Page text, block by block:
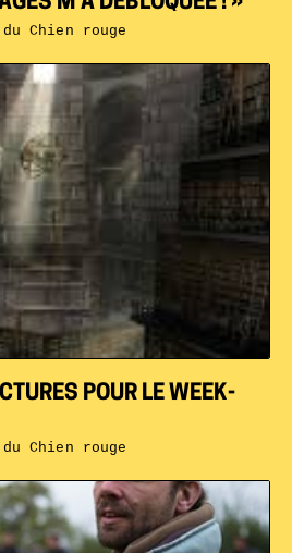
POUR LE WEEK-
Chien rouge
Chien rouge